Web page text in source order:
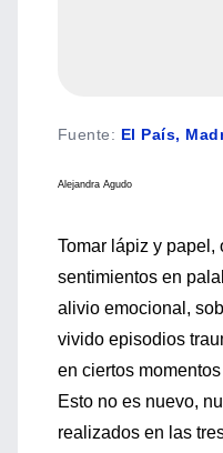
Fuente: El País,
Alejandra Agudo
Tomar lápiz y papel,
sentimientos en
alivio emocional,
vivido episodios
en ciertos
Esto no es nuevo,
realizados en las